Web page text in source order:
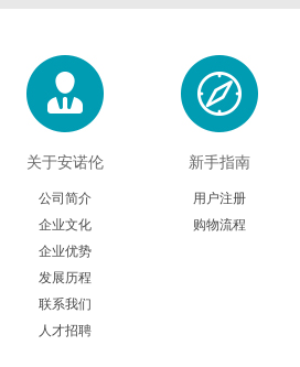
关于安诺伦
公司简介
企业文化
企业优势
发展历程
联系我们
人才招聘
新手指南
用户注册
购物流程